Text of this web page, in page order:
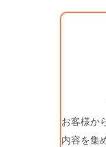
お客様か
内容を集